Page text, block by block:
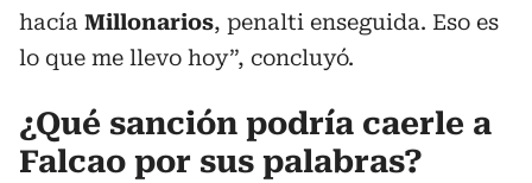
hacía Millonarios, penalti enseguida. Eso es
lo que me llevo hoy”, concluyó.
¿Qué sanción podría caerle a
Falcao por sus palabras?